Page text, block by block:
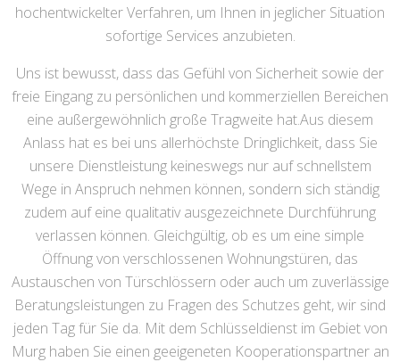
hochentwickelter Verfahren, um Ihnen in jeglicher Situation
sofortige Services anzubieten.
Uns ist bewusst, dass das Gefühl von Sicherheit sowie der
freie Eingang zu persönlichen und kommerziellen Bereichen
eine außergewöhnlich große Tragweite hat.Aus diesem
Anlass hat es bei uns allerhöchste Dringlichkeit, dass Sie
unsere Dienstleistung keineswegs nur auf schnellstem
Wege in Anspruch nehmen können, sondern sich ständig
zudem auf eine qualitativ ausgezeichnete Durchführung
verlassen können. Gleichgültig, ob es um eine simple
Öffnung von verschlossenen Wohnungstüren, das
Austauschen von Türschlössern oder auch um zuverlässige
Beratungsleistungen zu Fragen des Schutzes geht, wir sind
jeden Tag für Sie da. Mit dem Schlüsseldienst im Gebiet von
Murg haben Sie einen geeigeneten Kooperationspartner an